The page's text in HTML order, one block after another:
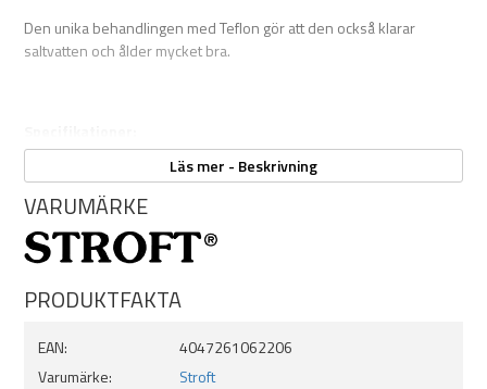
Den unika behandlingen med Teflon gör att den också klarar
saltvatten och ålder mycket bra.
Dimension: 0,20 mm
Styrka: 4,2 kg
Låg friktion ger långa kast
Mycket knutstark
Osynlig under vattnet
Färg: grå / blå
Läs mer - Beskrivning
VARUMÄRKE
PRODUKTFAKTA
EAN:
4047261062206
Varumärke:
Stroft